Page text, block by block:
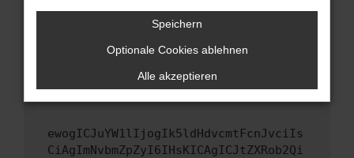
Wende dich an den Webseitenbetreiber.
Wenn du alle oben genannten Schritte versucht
hast, kontaktiere uns bitte. Wir werden
versuchen, das Problem zu beheben. Du kannst
uns diesen Text schicken, um uns bei der
ewogICJuYW1lIjogIk5ldHdvcmtFcnJvciIs
CiAgImNvbmZpZyI6IHsKICAgICJtZXRob2Qi
Speichern
Optionale Cookies ablehnen
Alle akzeptieren